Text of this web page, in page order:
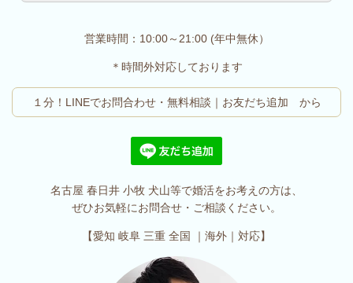
営業時間：10:00～21:00 (年中無休）
＊時間外対応しております
１分！LINEでお問合わせ・無料相談｜お友だち追加 から
名古屋 春日井 小牧 犬山等で婚活をお考えの方は、
ぜひお気軽にお問合せ・ご相談ください。
【愛知 岐阜 三重 全国 ｜海外｜対応】